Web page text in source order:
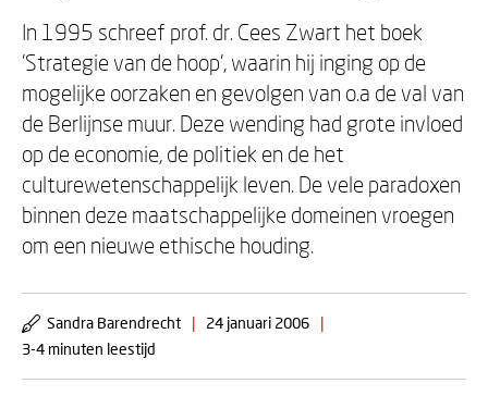
In 1995 schreef prof. dr. Cees Zwart het boek
'Strategie van de hoop', waarin hij inging op de
mogelijke oorzaken en gevolgen van o.a de val van
de Berlijnse muur. Deze wending had grote invloed
op de economie, de politiek en de het
culturewetenschappelijk leven. De vele paradoxen
binnen deze maatschappelijke domeinen vroegen
om een nieuwe ethische houding.
Sandra Barendrecht | 24 januari 2006
|
3-4 minuten leestijd